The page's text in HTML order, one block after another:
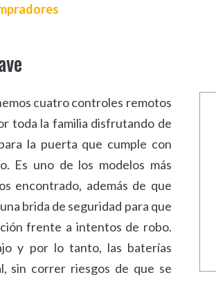
cuatro controles remotos
toda la familia disfrutando de
la puerta que cumple con
Es uno de los modelos más
encontrado, además de que
brida de seguridad para que
frente a intentos de robo.
y por lo tanto, las baterías
sin correr riesgos de que se